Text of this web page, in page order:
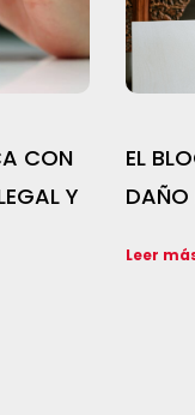
CON
Y
EL
DAÑO
Leer